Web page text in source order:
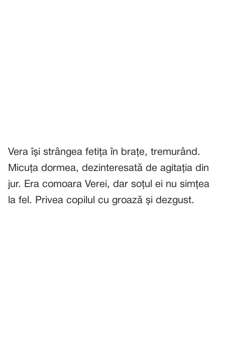
Vera își strângea fetița în brațe, tremurând.
Micuța dormea, dezinteresată de agitația din
jur. Era comoara Verei, dar soțul ei nu simțea
la fel. Privea copilul cu groază și dezgust.